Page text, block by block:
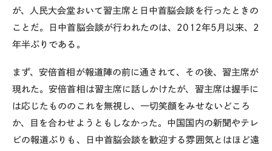
が、人民大会堂おいて習主席と日中首脳会談を行ったときの
ことだ。日中首脳会談が行われたのは、2012年5月以来、2
年半ぶりである。
まず、安倍首相が報道陣の前に通されて、その後、習主席が
現れた。安倍首相は習主席に話しかけたが、習主席は握手に
は応じたもののこれを無視し、一切笑顔をみせないどころ
か、目を合わせようともしなかった。中国国内の新聞やテレ
ビの報道ぶりも、日中首脳会談を歓迎する雰囲気とはほど遠